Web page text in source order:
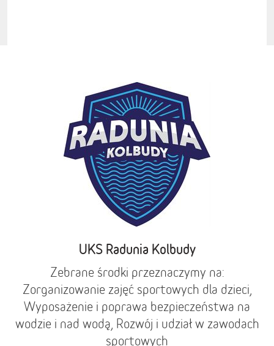
UKS Radunia Kolbudy
Zebrane środki przeznaczymy na:
Zorganizowanie zajęć sportowych dla dzieci,
Wyposażenie i poprawa bezpieczeństwa na
wodzie i nad wodą, Rozwój i udział w zawodach
sportowych